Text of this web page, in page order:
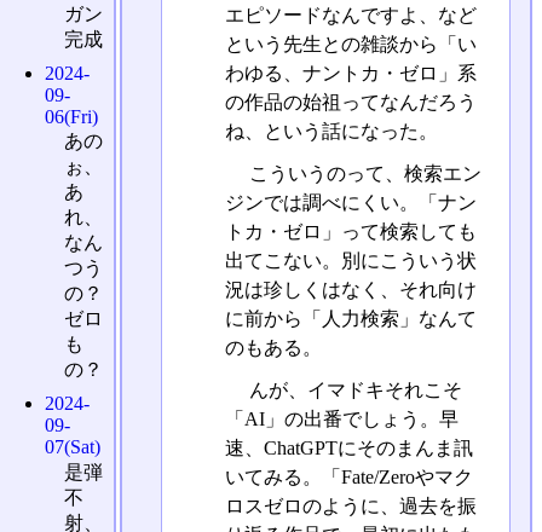
エピソードなんですよ、など
という先生との雑談から「い
わゆる、ナントカ・ゼロ」系
の作品の始祖ってなんだろう
ね、という話になった。
こういうのって、検索エン
ジンでは調べにくい。「ナン
トカ・ゼロ」って検索しても
出てこない。別にこういう状
況は珍しくはなく、それ向け
に前から「人力検索」なんて
のもある。
んが、イマドキそれこそ
「AI」の出番でしょう。早
速、ChatGPTにそのまんま訊
いてみる。「Fate/Zeroやマク
ロスゼロのように、過去を振
ガン
完成
2024-
09-
06(Fri)
あの
ぉ、
あ
れ、
なん
つう
の？
ゼロ
も
の？
2024-
09-
07(Sat)
是弾
不
射、